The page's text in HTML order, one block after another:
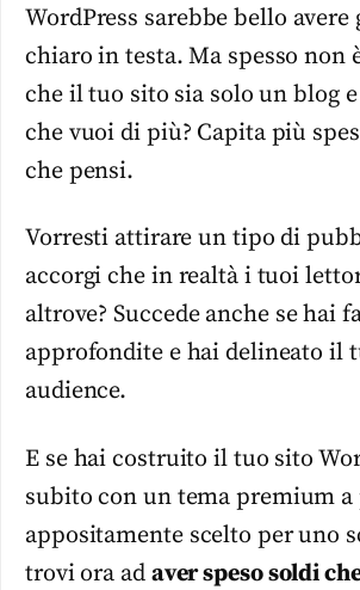
WordPress sarebbe bello avere
chiaro in testa. Ma spesso non
che il tuo sito sia solo un blog
che vuoi di più? Capita più
che pensi.
Vorresti attirare un tipo di
accorgi che in realtà i tuoi
altrove? Succede anche se hai
approfondite e hai delineato il
audience.
E se hai costruito il tuo sito
subito con un tema premium a
appositamente scelto per uno
trovi ora ad aver speso soldi